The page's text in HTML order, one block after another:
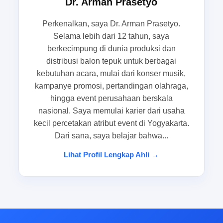
bagi Anda yang ingin beli balon tepuk untuk event
sesuai target acara.
Peran balon tepuk dalam pertandingan
olahraga, karnaval sekolah, dan
gathering komunitas
Di pertandingan olahraga, balon tepuk menjadi
salah satu atribut yang paling efektif untuk
menghidupkan tribun. Ketika koordinator suporter
membagikan balon suporter secara merata,
Perkenalkan, saya Dr. Arman Prasetyo.
Selama lebih dari 12 tahun, saya
berkecimpung di dunia produksi dan
distribusi balon tepuk untuk berbagai
kebutuhan acara, mulai dari konser musik,
kampanye promosi, pertandingan olahraga,
hingga event perusahaan berskala
nasional. Saya memulai karier dari usaha
kecil percetakan atribut event di Yogyakarta.
Dari sana, saya belajar bahwa...
Lihat Profil Lengkap Ahli →